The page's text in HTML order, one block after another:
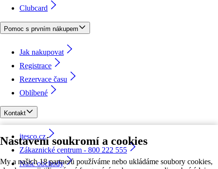
Nastavení soukromí a cookies
My a našich 18 partnerů používáme nebo ukládáme soubory cookies,
Clubcard
Pomoc s prvním nákupem
Jak nakupovat
Registrace
Rezervace času
Oblíbené
Kontakt
itesco.cz
Zákaznické centrum - 800 222 555
Naše obchody